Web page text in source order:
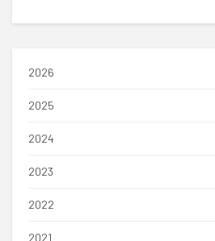
2026
2025
2024
2023
2022
2021